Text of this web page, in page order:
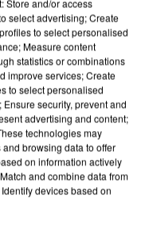
MAFIA
select advertising; Create
to select personalised
Measure content
statistics or combinations
improve services; Create
to select personalised
security, prevent and
advertising and content;
technologies may
browsing data to offer
on information actively
and combine data from
devices based on